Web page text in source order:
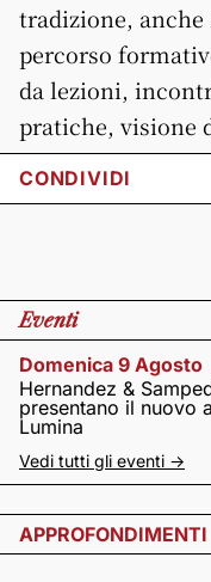
tradizione, anche
percorso
da lezioni,
pratiche, visione
CONDIVIDI
Eventi
Domenica 9 Agosto
Hernandez &
presentano il nuovo
Lumina
Vedi tutti gli eventi ->
APPROFONDIMENTI